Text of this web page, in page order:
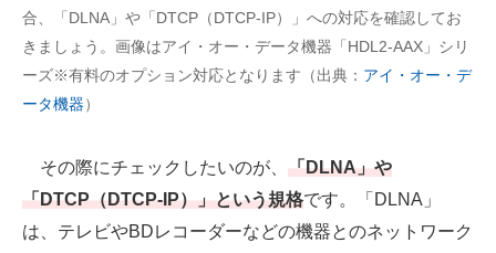
合、「DLNA」や「DTCP（DTCP-IP）」への対応を確認してお
きましょう。画像はアイ・オー・データ機器「HDL2-AAX」シリ
ーズ※有料のオプション対応となります（出典： アイ・オー・デ
ータ機器）
その際にチェックしたいのが、 「DLNA」や
「DTCP（DTCP-IP）」という規格です。「DLNA」
は、テレビやBDレコーダーなどの機器とのネットワーク